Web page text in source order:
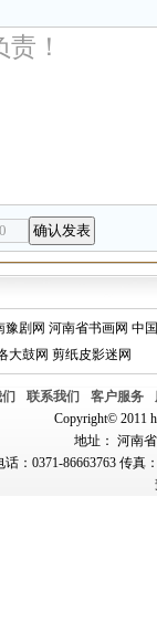
豫剧网 河南省书画网 中
大鼓网 剪纸皮影迷网
联系我们 客户服务
Copyright© 2011
地址： 河南
话：0371-86663763 传真